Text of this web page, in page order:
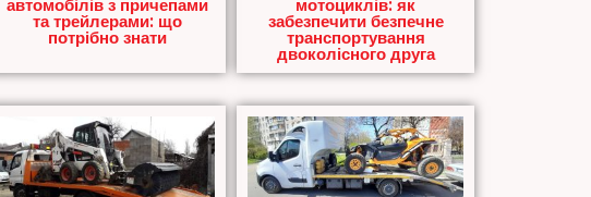
автомобілів з причепами
та трейлерами: що
потрібно знати
мотоциклів: як
забезпечити безпечне
транспортування
двоколісного друга